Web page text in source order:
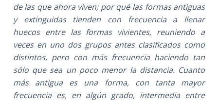
de las que ahora viven; por qué las formas antiguas
y extinguidas tienden con frecuencia a llenar
huecos entre las formas vivientes, reuniendo a
veces en uno dos grupos antes clasificados como
distintos, pero con más frecuencia haciendo tan
sólo que sea un poco menor la distancia. Cuanto
más antigua es una forma, con tanta mayor
frecuencia es, en algún grado, intermedia entre